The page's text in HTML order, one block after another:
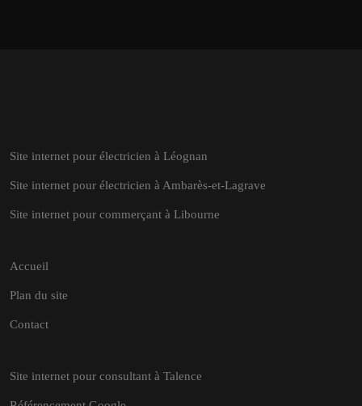
Site internet pour électricien à Léognan
Site internet pour électricien à Ambarès-et-Lagrave
Site internet pour commerçant à Libourne
Accueil
Plan du site
Contact
Site internet pour consultant à Talence